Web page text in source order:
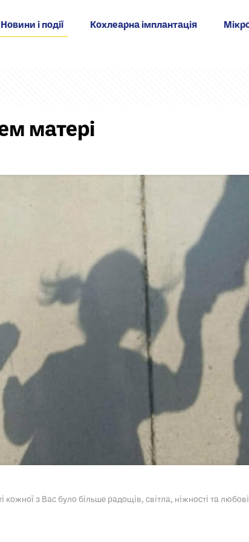
Новини і події Кохлеарна імплантація
матері
з Вас було більше радощів, світла, ніжності та